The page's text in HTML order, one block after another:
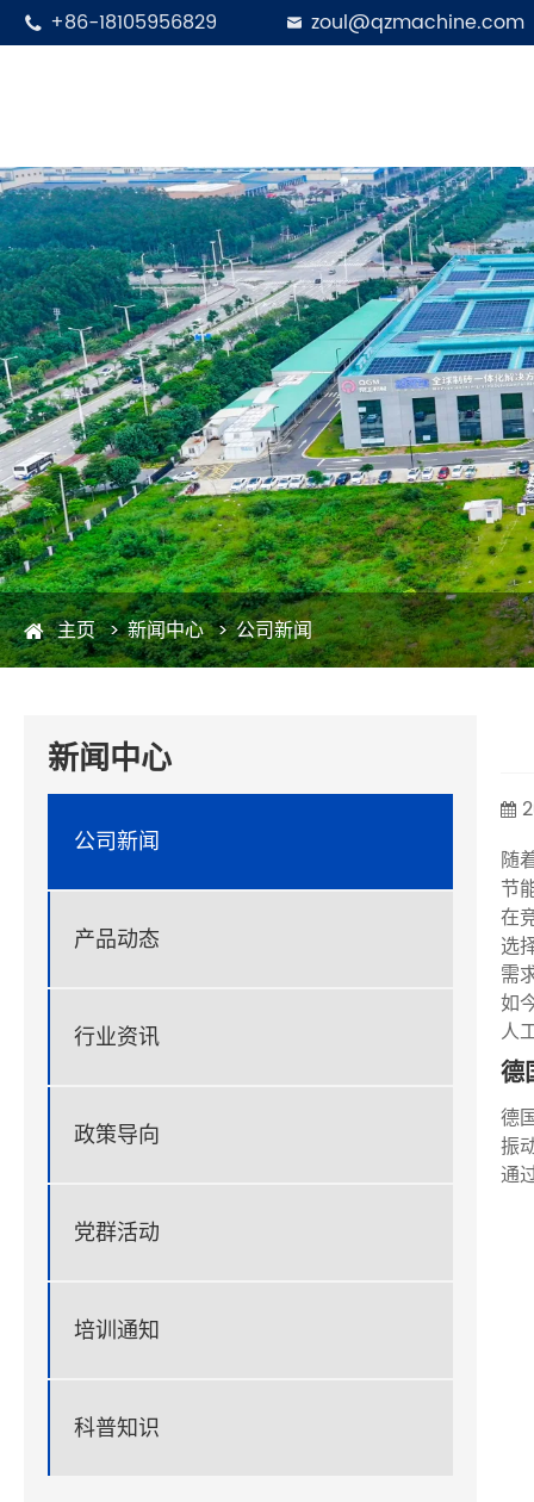
 +86-18105956829  zoul@qzmachine.com
主页 新闻中心 公司新闻
新闻中心
公司新闻
产品动态
行业资讯
政策导向
党群活动
培训通知
科普知识
随
节
在
选
需
如
人
德
德
振
通